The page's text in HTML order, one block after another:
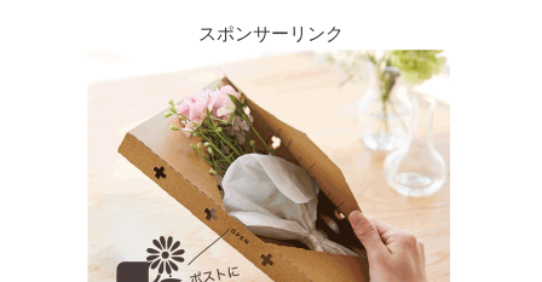
スポンサーリンク